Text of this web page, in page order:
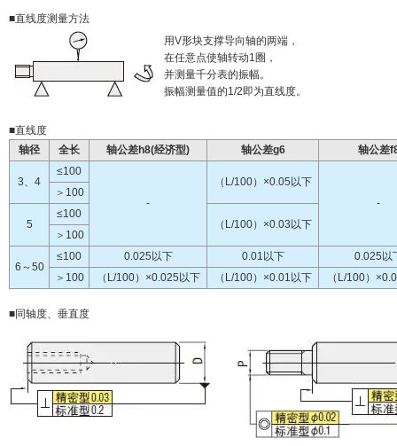
■直线度测量方法
用V形块支撑导向轴的两端，
在任意点使轴转动1圈，
并测量千分表的振幅。
振幅测量值的1/2即为直线度。
■直线度
轴径
全长 轴公差h8(经济型) 轴公差g6 轴公差
3、4
≤100
-
（L/100）×0.05以下
-
＞100
5
≤100
（L/100）×0.03以下
＞100
6～50
≤100 0.025以下 0.01以下
0.025以
＞100
（L/100）×0.025以下 （L/100）×0.01以下 （L/100）
■同轴度、垂直度